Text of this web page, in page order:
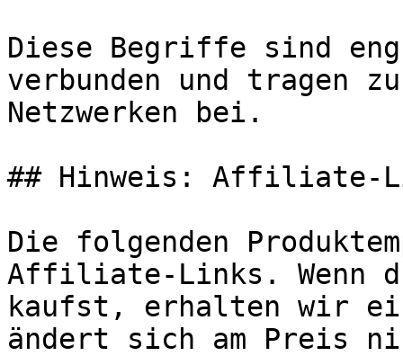
Diese Begriffe sind
verbunden und tragen
Netzwerken bei.
## Hinweis: Affiliate-
Die folgenden
Affiliate-Links. Wenn
kaufst, erhalten wir
ändert sich am Preis